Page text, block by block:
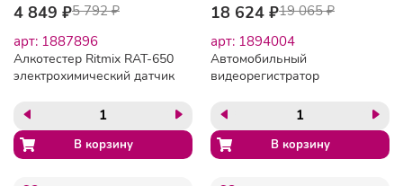
4 849 ₽5 792 ₽
арт: 1887896
Алкотестер Ritmix RAT-650
электрохимический датчик
18 624 ₽19 065 ₽
арт: 1894004
Автомобильный
видеорегистратор
EVO PRO 2К, GPS/Глонасс